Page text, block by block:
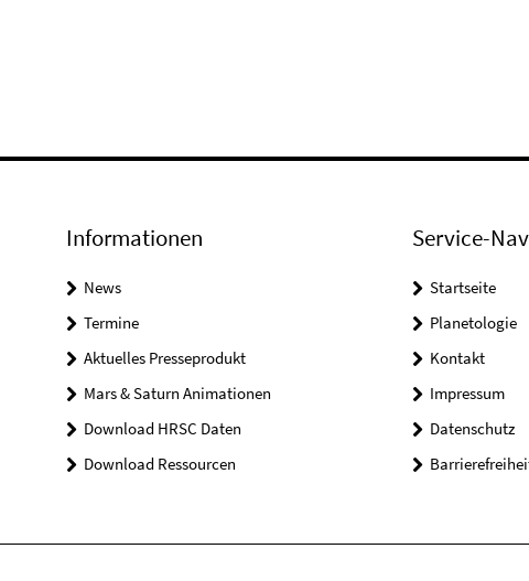
Informationen
News
Termine
Aktuelles Presseprodukt
Mars & Saturn Animationen
Download HRSC Daten
Download Ressourcen
Service-
Startseite
Planetologie
Kontakt
Impressum
Datenschutz